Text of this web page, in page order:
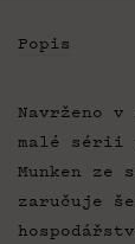
Popis
Navrženo
malé sérii
Munken
zaručuje